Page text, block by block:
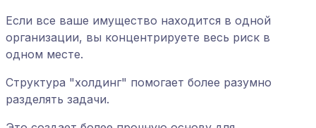
Если все ваше имущество находится в одной
организации, вы концентрируете весь риск в
одном месте.
Структура "холдинг" помогает более разумно
разделять задачи.